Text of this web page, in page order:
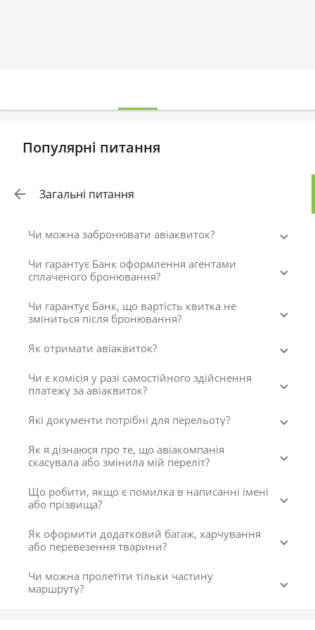
Популярні питання
Загальні питання
Чи можна забронювати авіаквиток?
Чи гарантує Банк оформлення агентами
сплаченого бронювання?
Чи гарантує Банк, що вартість квитка не
зміниться після бронювання?
Як отримати авіаквиток?
Чи є комісія у разі самостійного здійснення
платежу за авіаквиток?
Які документи потрібні для перельоту?
Як я дізнаюся про те, що авіакомпанія
скасувала або змінила мій переліт?
Що робити, якщо є помилка в написанні імені
або прізвища?
Як оформити додатковий багаж, харчування
або перевезення тварини?
Чи можна пролетіти тільки частину
маршруту?